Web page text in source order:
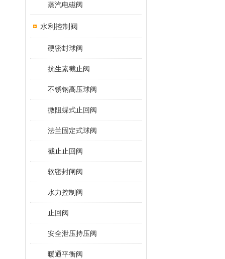
蒸汽电磁阀
水利控制阀
硬密封球阀
抗生素截止阀
不锈钢高压球阀
微阻蝶式止回阀
法兰固定式球阀
截止止回阀
软密封闸阀
水力控制阀
止回阀
安全泄压持压阀
暖通平衡阀